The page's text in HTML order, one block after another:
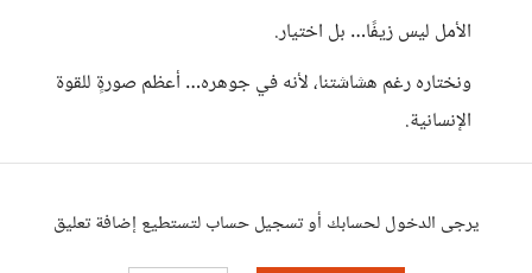
الأمل ليس زيفًا… بل اختيار.
ونختاره رغم هشاشتنا، لأنه في جوهره… أعظم صورةٍ للقوة
الإنسانية.
يرجى الدخول لحسابك أو تسجيل حساب لتستطيع إضافة تعليق